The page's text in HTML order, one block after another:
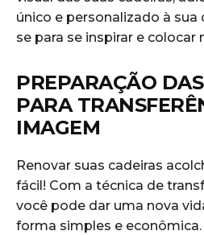
único e personalizado à​ sua
se para se inspirar e colocar
PREPARAÇÃO
PARA
IMAGEM
Renovar suas cadeiras⁣
fácil! Com a técnica ‌de
você pode dar uma nova
forma simples e